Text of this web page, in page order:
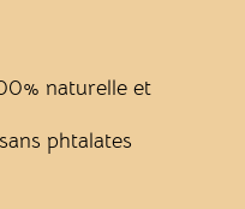
naturelle et
phtalates